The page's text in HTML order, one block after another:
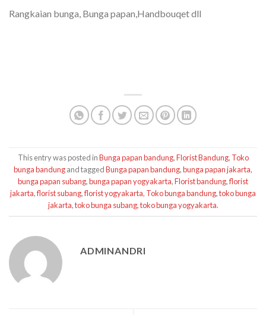
Rangkaian bunga, Bunga papan,Handbouqet dll
This entry was posted inBunga papan bandung,Florist Bandung, Toko
bunga bandungand taggedBunga papan bandung,bunga papan jakarta,
bunga papan subang,bunga papan yogyakarta,Florist bandung,florist
jakarta,florist subang,florist yogyakarta, Toko bunga bandung,toko bunga
jakarta,toko bunga subang,toko bunga yogyakarta.
ADMINANDRI